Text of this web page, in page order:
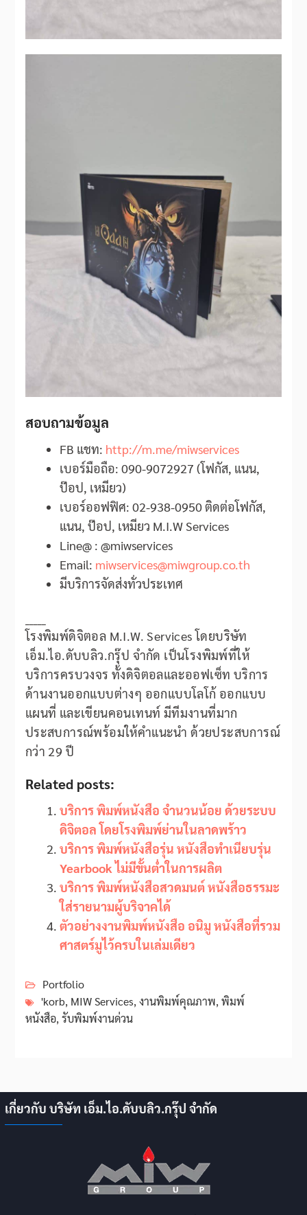
สอบถามข้อมูล
FB แชท: http://m.me/miwservices
เบอร์มือถือ: 090-9072927 (โฟกัส, แนน,
ป๊อป, เหมียว)
เบอร์ออฟฟิศ: 02-938-0950 ติดต่อโฟกัส,
แนน, ป๊อป, เหมียว M.I.W Services
Line@ : @miwservices
Email: miwservices@miwgroup.co.th
มีบริการจัดส่งทั่วประเทศ
โรงพิมพ์ดิจิตอล M.I.W. Services โดยบริษัท
เอ็ม.ไอ.ดับบลิว.กรุ๊ป จำกัด เป็นโรงพิมพ์ที่ให้
บริการครบวงจร ทั้งดิจิตอลและออฟเซ็ท บริการ
ด้านงานออกแบบต่างๆ ออกแบบโลโก้ ออกแบบ
แผนที่ และเขียนคอนเทนท์ มีทีมงานที่มาก
ประสบการณ์พร้อมให้คำแนะนำ ด้วยประสบการณ์
กว่า 29 ปี
Related posts:
บริการ พิมพ์หนังสือ จำนวนน้อย ด้วยระบบ
ดิจิตอล โดยโรงพิมพ์ย่านในลาดพร้าว
บริการ พิมพ์หนังสือรุ่น หนังสือทำเนียบรุ่น
Yearbook ไม่มีขั้นต่ำในการผลิต
บริการ พิมพ์หนังสือสวดมนต์ หนังสือธรรมะ
ใส่รายนามผู้บริจาคได้
ตัวอย่างงานพิมพ์หนังสือ อนิมู หนังสือที่รวม
ศาสตร์มูไว้ครบในเล่มเดียว
Portfolio
'korb, MIW Services, งานพิมพ์คุณภาพ, พิมพ์
หนังสือ, รับพิมพ์งานด่วน
เกี่ยวกับ บริษัท เอ็ม.ไอ.ดับบลิว.กรุ๊ป จำกัด